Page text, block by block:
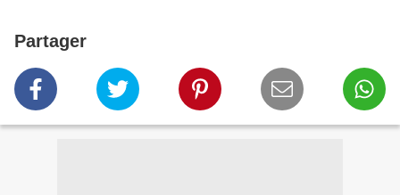
Partager